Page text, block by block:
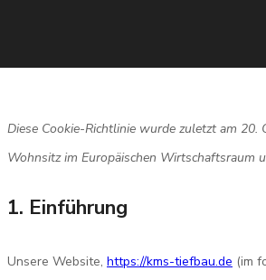
Diese Cookie-Richtlinie wurde zuletzt am
Wohnsitz im Europäischen Wirtschaftsraum
1. Einführung
Unsere Website, https://kms-tiefbau.de (im